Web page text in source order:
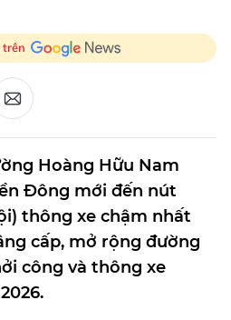
trên
Hoàng Hữu Nam
Đông mới đến nút
thông xe chậm nhất
cấp, mở rộng đường
công và thông xe